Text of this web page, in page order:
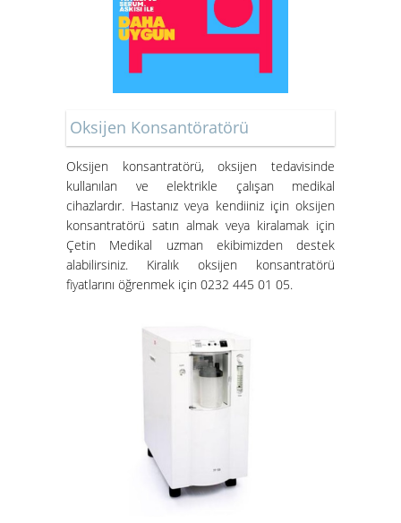
Oksijen Konsantöratörü
Oksijen konsantratörü, oksijen tedavisinde
kullanılan ve elektrikle çalışan medikal
cihazlardır. Hastanız veya kendiiniz için oksijen
konsantratörü satın almak veya kiralamak için
Çetin Medikal uzman ekibimizden destek
alabilirsiniz. Kiralık oksijen konsantratörü
fiyatlarını öğrenmek için 0232 445 01 05.